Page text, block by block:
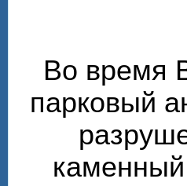
Во время
парковый